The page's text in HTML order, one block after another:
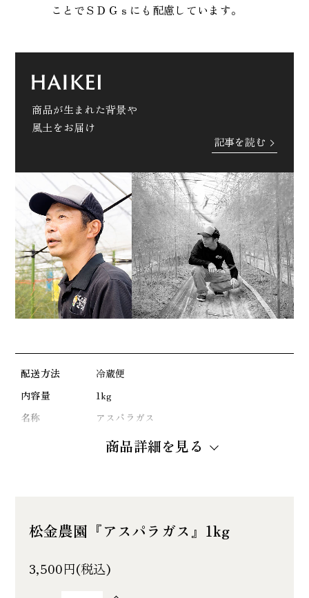
ことでＳＤＧｓにも配慮しています。
商品が生まれた背景や
風土をお届け
記事を読む
配送方法
冷蔵便
内容量
1kg
名称
アスパラガス
冷蔵
商品詳細を見る
松金農園『アスパラガス』1kg
3,500円(税込)